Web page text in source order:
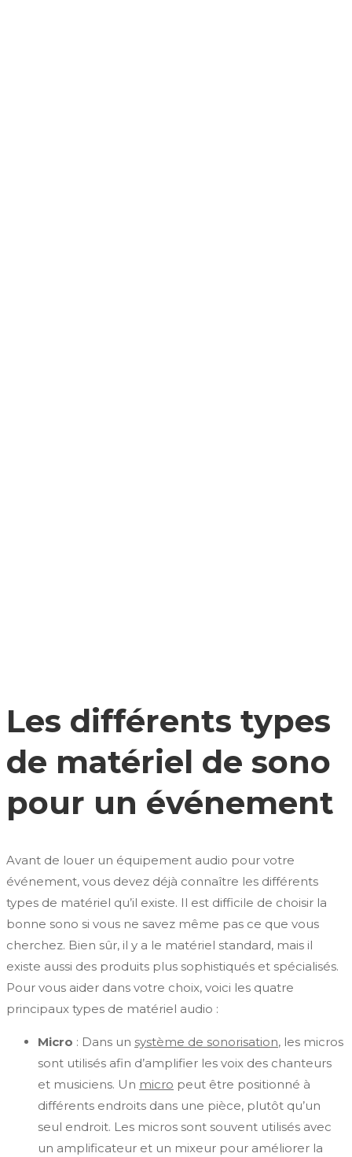
Les différents types
de matériel de sono
pour un événement
Avant de louer un équipement audio pour votre
événement, vous devez déjà connaître les différents
types de matériel qu’il existe. Il est difficile de choisir la
bonne sono si vous ne savez même pas ce que vous
cherchez. Bien sûr, il y a le matériel standard, mais il
existe aussi des produits plus sophistiqués et spécialisés.
Pour vous aider dans votre choix, voici les quatre
principaux types de matériel audio :
Micro : Dans un système de sonorisation, les micros
sont utilisés afin d’amplifier les voix des chanteurs
et musiciens. Un micro peut être positionné à
différents endroits dans une pièce, plutôt qu’un
seul endroit. Les micros sont souvent utilisés avec
un amplificateur et un mixeur pour améliorer la